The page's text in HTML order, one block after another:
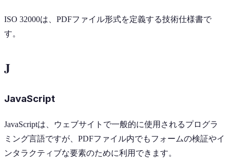
ISO 32000は、PDFファイル形式を定義する技術仕様書で
す。
J
JavaScript
JavaScriptは、ウェブサイトで一般的に使用されるプログラ
ミング言語ですが、PDFファイル内でもフォームの検証やイ
ンタラクティブな要素のために利用できます。